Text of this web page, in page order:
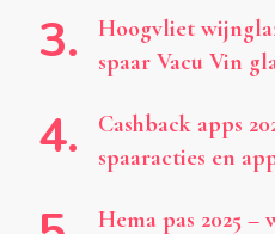
Hoogvliet
spaar Vacu Vin
Cashback apps
spaaracties en
Hema pas 2025